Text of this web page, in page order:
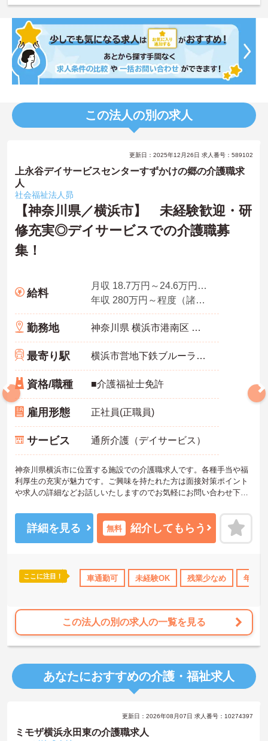
この法人の別の求人
休日110日以上 資格取得サポート 研修制度あり 産休･育休･介
更新日：2025年12月26日 求人番号：589102
上永谷デイサービスセンターすずかけの郷の介護職求
人
社会福祉法人昴
【神奈川県／横浜市】 未経験歓迎・研
修充実◎デイサービスでの介護職募
集！
給料
月収 18.7万円～24.6万円程度（諸手当込み）
年収 280万円～程度（諸手当込み）
勤務地 神奈川県 横浜市港南区 上永谷1-4-23
最寄り駅 横浜市営地下鉄ブルーライン(あざみ野－湘南台)「上大岡駅」バス・車10分
資格/職種 ■介護福祉士免許
雇用形態 正社員(正職員)
サービス 通所介護（デイサービス）
神奈川県横浜市に位置する施設での介護職求人です。各種手当や福
利厚生の充実が魅力です。ご興味を持たれた方は面接対策ポイント
や求人の詳細などお話しいたしますのでお気軽にお問い合わせ下さ
詳細を見る 無料 紹介してもらう
ここに注目！ 車通勤可 未経験OK 残業少なめ 年間
この法人の別の求人の一覧を見る
あなたにおすすめの介護・福祉求人
更新日：2026年08月07日 求人番号：10274397
ミモザ横浜永田東の介護職求人